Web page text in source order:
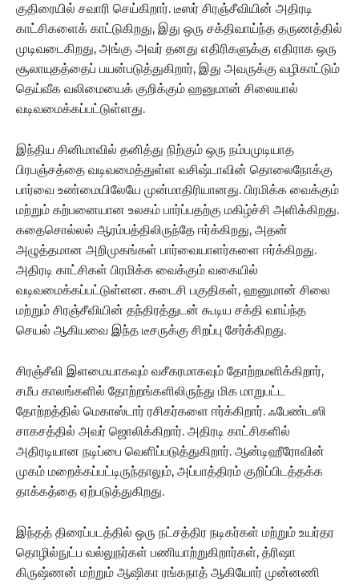
குதிரையில் சவாரி செய்கிறார். டீஸர் சிரஞ்சீவியின் அதிரடி
காட்சிகளைக் காட்டுகிறது, இது ஒரு சக்திவாய்ந்த தருணத்தில்
முடிவடைகிறது, அங்கு அவர் தனது எதிரிகளுக்கு எதிராக ஒரு
சூலாயுதத்தைப் பயன்படுத்துகிறார், இது அவருக்கு வழிகாட்டும்
தெய்வீக வலிமையைக் குறிக்கும் ஹனுமான் சிலையால்
வடிவமைக்கப்பட்டுள்ளது.
இந்திய சினிமாவில் தனித்து நிற்கும் ஒரு நம்பமுடியாத
பிரபஞ்சத்தை வடிவமைத்துள்ள வசிஷ்டாவின் தொலைநோக்கு
பார்வை உண்மையிலேயே முன்மாதிரியானது. பிரமிக்க வைக்கும்
மற்றும் கற்பனையான உலகம் பார்ப்பதற்கு மகிழ்ச்சி அளிக்கிறது.
கதைசொல்லல் ஆரம்பத்திலிருந்தே ஈர்க்கிறது, அதன்
அழுத்தமான அறிமுகங்கள் பார்வையாளர்களை ஈர்க்கிறது.
அதிரடி காட்சிகள் பிரமிக்க வைக்கும் வகையில்
வடிவமைக்கப்பட்டுள்ளன. கடைசி பகுதிகள், ஹனுமான் சிலை
மற்றும் சிரஞ்சீவியின் தந்திரத்துடன் கூடிய சக்தி வாய்ந்த
செயல் ஆகியவை இந்த டீசருக்கு சிறப்பு சேர்க்கிறது.
சிரஞ்சீவி இளமையாகவும் வசீகரமாகவும் தோற்றமளிக்கிறார்,
சமீப காலங்களில் தோற்றங்களிலிருந்து மிக மாறுபட்ட
தோற்றத்தில் மெகாஸ்டார் ரசிகர்களை ஈர்க்கிறார். ஃபேண்டஸி
சாகசத்தில் அவர் ஜொலிக்கிறார். அதிரடி காட்சிகளில்
அதிரடியான நடிப்பை வெளிப்படுத்துகிறார். ஆன்டிஹீரோவின்
முகம் மறைக்கப்பட்டிருந்தாலும், அப்பாத்திரம் குறிப்பிடத்தக்க
தாக்கத்தை ஏற்படுத்துகிறது.
இந்தத் திரைப்படத்தில் ஒரு நட்சத்திர நடிகர்கள் மற்றும் உயர்தர
தொழில்நுட்ப வல்லுநர்கள் பணியாற்றுகிறார்கள், த்ரிஷா
கிருஷ்ணன் மற்றும் ஆஷிகா ரங்கநாத் ஆகியோர் முன்னணி